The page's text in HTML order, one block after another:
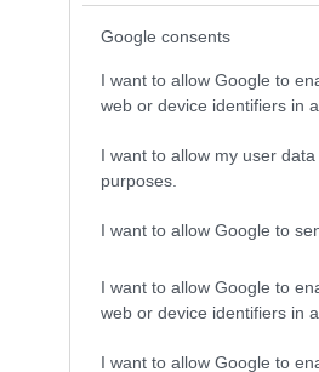
Google consents
I want to allow Google to
web or device identifiers in
I want to allow my user
purposes.
I want to allow Google to
I want to allow Google to
web or device identifiers in
I want to allow Google to